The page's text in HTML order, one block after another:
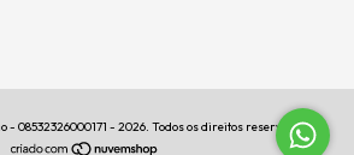
- 08532326000171 - 2026. Todos os direitos reservados.